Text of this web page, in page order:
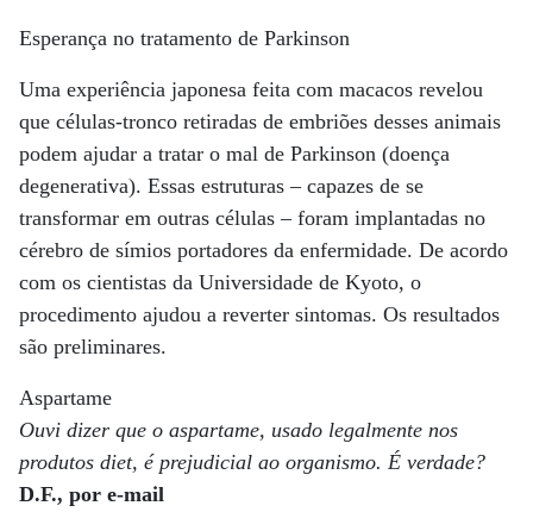
Esperança no tratamento de Parkinson
Uma experiência japonesa feita com macacos revelou
que células-tronco retiradas de embriões desses animais
podem ajudar a tratar o mal de Parkinson (doença
degenerativa). Essas estruturas – capazes de se
transformar em outras células – foram implantadas no
cérebro de símios portadores da enfermidade. De acordo
com os cientistas da Universidade de Kyoto, o
procedimento ajudou a reverter sintomas. Os resultados
são preliminares.
Aspartame
Ouvi dizer que o aspartame, usado legalmente nos
produtos diet, é prejudicial ao organismo. É verdade?
D.F., por e-mail